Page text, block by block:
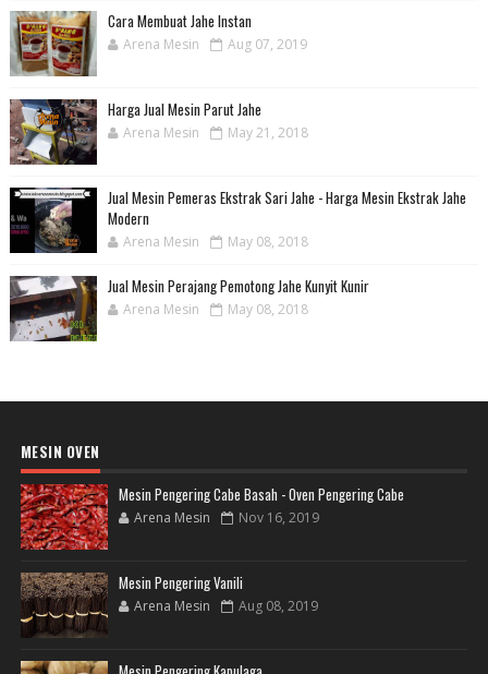
Cara Membuat Jahe Instan
Arena Mesin Aug 07, 2019
Harga Jual Mesin Parut Jahe
Arena Mesin May 21, 2018
Jual Mesin Pemeras Ekstrak Sari Jahe - Harga Mesin Ekstrak Jahe
Modern
Arena Mesin May 08, 2018
Jual Mesin Perajang Pemotong Jahe Kunyit Kunir
Arena Mesin May 08, 2018
MESIN OVEN
Mesin Pengering Cabe Basah - Oven Pengering Cabe
Arena Mesin Nov 16, 2019
Mesin Pengering Vanili
Arena Mesin Aug 08, 2019